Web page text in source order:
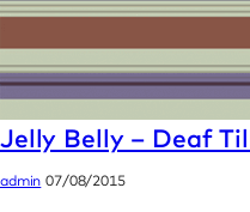
Jelly Belly – Deaf
admin 07/08/2015